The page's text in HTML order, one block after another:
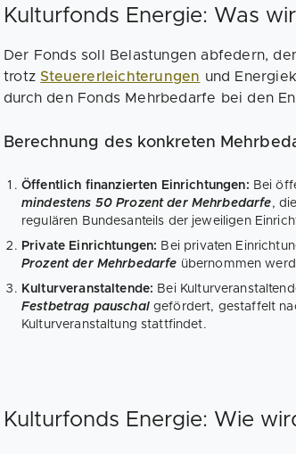
Kulturfonds Energie: Was
Der Fonds soll Belastungen abfedern,
trotzSteuererleichterungen und
durch den Fonds Mehrbedarfe bei den
Berechnung des konkreten
Öffentlich finanzierten Einrichtungen: Bei
mindestens 50 Prozent der Mehrbedarfe,
regulären Bundesanteils der jeweiligen
Private Einrichtungen: Bei privaten
Prozent der Mehrbedarfe übernommen
Kulturveranstaltende: Bei
Festbetrag pauschal gefördert, gestaffelt
Kulturveranstaltung stattfindet.
Kulturfonds Energie: Wie